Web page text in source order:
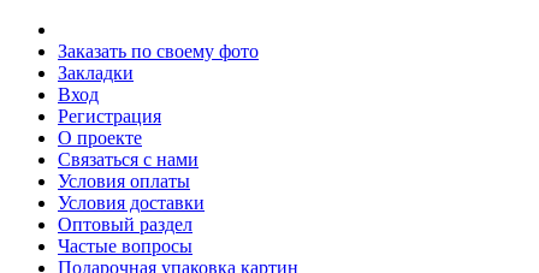
Заказать по своему фото
Закладки
Вход
Регистрация
О проекте
Связаться с нами
Условия оплаты
Условия доставки
Оптовый раздел
Частые вопросы
Подарочная упаковка картин